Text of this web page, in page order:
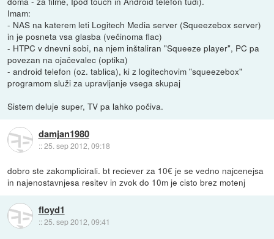
Imam:
- NAS na katerem leti Logitech Media server (Squeezebox server)
in je posneta vsa glasba (večinoma flac)
- HTPC v dnevni sobi, na njem inštaliran "Squeeze player", PC pa
povezan na ojačevalec (optika)
- android telefon (oz. tablica), ki z logitechovim "squeezebox"
programom služi za upravljanje vsega skupaj
Sistem deluje super, TV pa lahko počiva.
damjan1980
::25. sep 2012, 09:18
dobro ste zakomplicirali. bt reciever za 10€ je se vedno najcenejsa
in najenostavnjesa resitev in zvok do 10m je cisto brez motenj
floyd1
::25. sep 2012, 09:41